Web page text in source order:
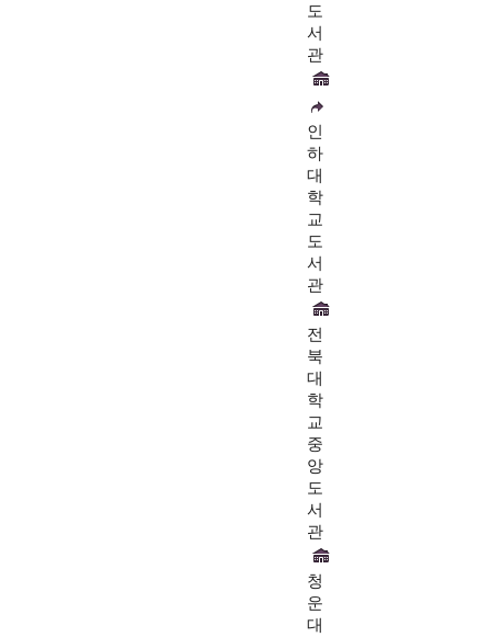
도
서
관
인
하
대
학
교
도
서
관
전
북
대
학
교
중
앙
도
서
관
청
운
대